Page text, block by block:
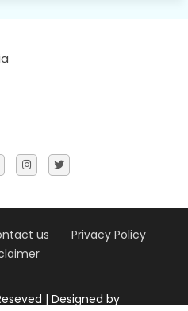
us
Privacy Policy
| Designed by